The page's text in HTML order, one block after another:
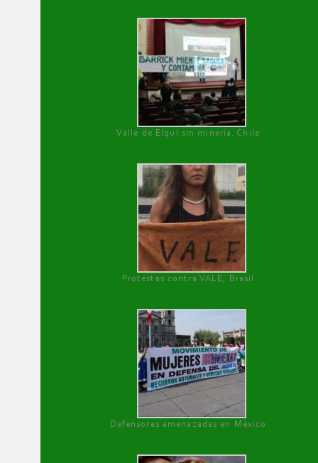
Valle de Elqui sin minería. Chile
Protestas contra VALE, Brasil
Defensoras amenazadas en México